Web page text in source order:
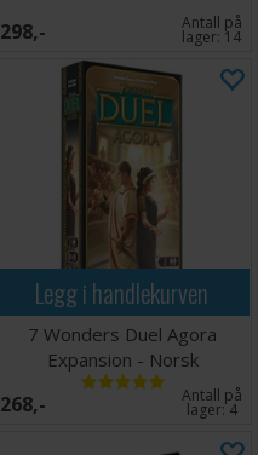
298,- Antall på
lager: 14
Legg i handlekurven
7 Wonders Duel Agora
Expansion - Norsk
268,- Antall på
lager:4